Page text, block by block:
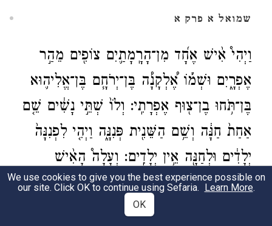
שמואל א פרק א
וַיְהִי֩ אִ֨ישׁ אֶחָ֝ד מִן־הָרָֽמָתַ֛יִם צוֹפִ֖ים מֵהַ֣ר
אֶפְרָ֑יִם וּשְׁמ֡וֹ ֠אֶלְקָנָ֠ה בֶּן־יְרֹחָ֧ם בֶּן־אֱלִיה֛וּא
בֶּן־תֹּ֥חוּ בֶן־צ֖וּף אֶפְרָתִֽי: וְלֹו֙ שְׁתֵּ֣י נָשִׁ֔ים שֵׁ֤ם
אַחַת֙ חַנָּ֔ה וְשֵׁ֥ם הַשֵּׁנִ֖ית פְּנִנָּ֑ה וַיְהִ֤י לִפְנִנָּה֙
יְלָדִ֔ים וּלְחַנָּ֖ה אֵ֥ין יְלָדִֽים: וְעָלָה֩ הָאִ֨ישׁ
הַה֤וּא מֵֽעִירוֹ֙ מִיָּמִ֣ים| יָמִ֔ימָה לְהִשְׁתַּֽחֲו‍ֹ֧ת
וְלִזְבֹּ֛חַ לַֽיהֹוָ֥ה צְבָא֖וֹת בְּשִׁלֹ֑ה וְשָׁ֞ם שְׁנֵ֣י
We use cookies to give you the best experience possible on
our site. Click OK to continue using Sefaria. Learn More.
OK